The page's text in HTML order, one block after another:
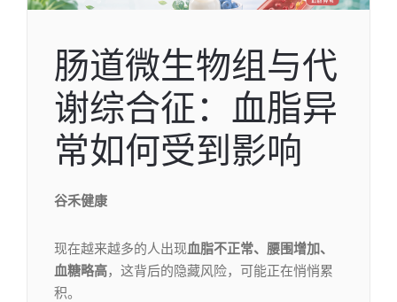
肠道微生物组与代
谢综合征：血脂异
常如何受到影响
谷禾健康
现在越来越多的人出现血脂不正常、腰围增加、
血糖略高，这背后的隐藏风险，可能正在悄悄累
积。